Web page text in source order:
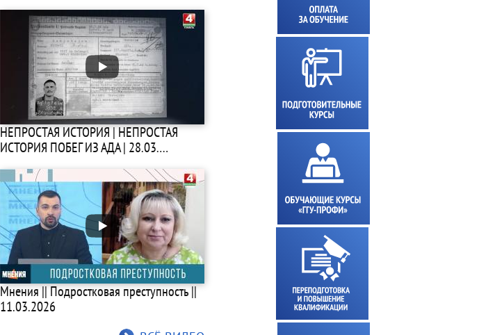
НЕПРОСТАЯ ИСТОРИЯ | НЕПРОСТАЯ
ИСТОРИЯ ПОБЕГ ИЗ АДА | 28.03.…
Мнения || Подростковая преступность ||
11.03.2026